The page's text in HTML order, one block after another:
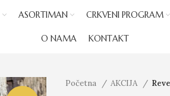
ASORTIMAN CRKVENI PROGRAM
O NAMA KONTAKT
Početna AKCIJA